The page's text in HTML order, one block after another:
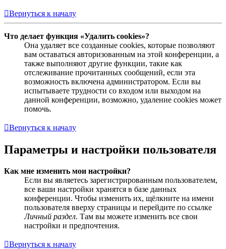
Вернуться к началу
Что делает функция «Удалить cookies»?
Она удаляет все созданные cookies, которые позволяют
вам оставаться авторизованным на этой конференции, а
также выполняют другие функции, такие как
отслеживание прочитанных сообщений, если эта
возможность включена администратором. Если вы
испытываете трудности со входом или выходом на
данной конференции, возможно, удаление cookies может
помочь.
Вернуться к началу
Параметры и настройки пользователя
Как мне изменить мои настройки?
Если вы являетесь зарегистрированным пользователем,
все ваши настройки хранятся в базе данных
конференции. Чтобы изменить их, щёлкните на имени
пользователя вверху страницы и перейдите по ссылке
Личный раздел. Там вы можете изменить все свои
настройки и предпочтения.
Вернуться к началу